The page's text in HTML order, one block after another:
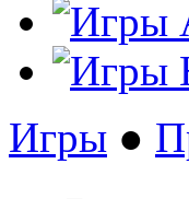
Игры ●